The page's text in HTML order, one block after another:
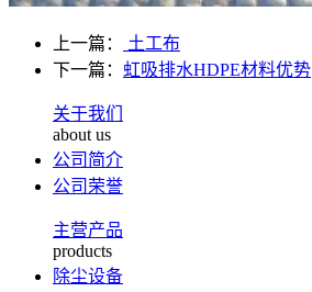
上一篇：
土工布
下一篇： 虹吸排水HDPE材料优势
关于我们
about us
公司简介
公司荣誉
主营产品
products
除尘设备